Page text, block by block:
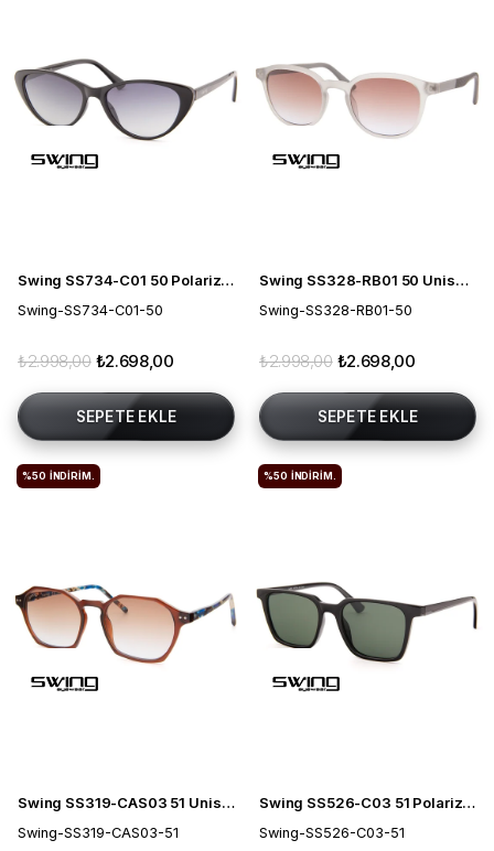
Swing SS734-C01 50 Polarize Kadın Güneş Gözlüğü
Swing-SS734-C01-50
₺2.698,00
₺2.998,00
SEPETE EKLE
Swing SS328-RB01 50 Unisex Güneş Gözlüğü
Swing-SS328-RB01-50
₺2.698,00
₺2.998,00
SEPETE EKLE
Swing SS319-CAS03 51 Unisex Güneş Gözlüğü
Swing-SS319-CAS03-51
%50 İNDIRIM.
Swing SS526-C03 51 Polarize Unisex Güneş Gözlüğü
Swing-SS526-C03-51
%50 İNDIRIM.